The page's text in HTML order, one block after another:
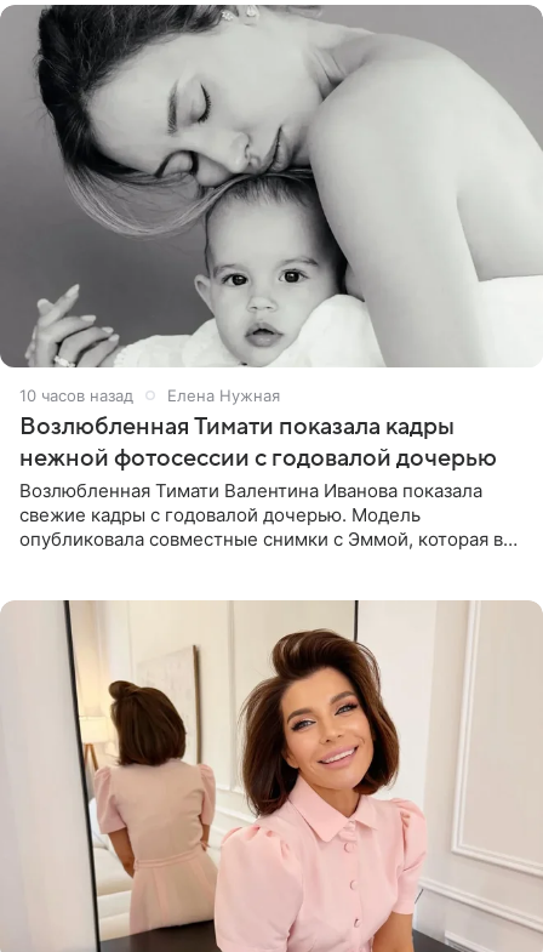
10 часов назад Елена Нужная
Возлюбленная Тимати показала кадры
нежной фотосессии с годовалой дочерью
Возлюбленная Тимати Валентина Иванова показала
свежие кадры с годовалой дочерью. Модель
опубликовала совместные снимки с Эммой, которая в